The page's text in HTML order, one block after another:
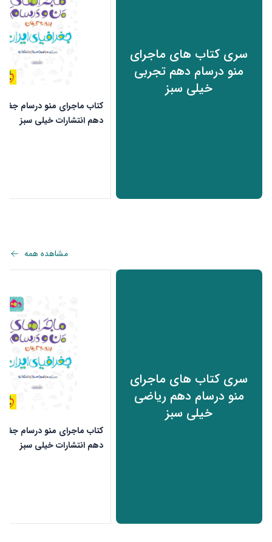
سری کتاب های ماجرای
منو درسام دهم تجربی
خیلی سبز
کتاب ماجرای منو درسام
دهم انتشارات خیلی سبز
مشاهده همه
سری کتاب های ماجرای
منو درسام دهم ریاضی
خیلی سبز
کتاب ماجرای منو درسام
دهم انتشارات خیلی سبز